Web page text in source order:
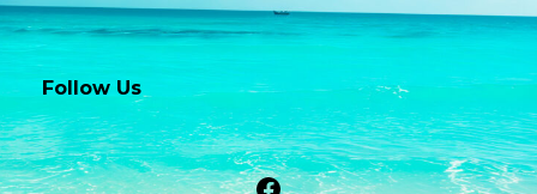
Follow Us
Facebook